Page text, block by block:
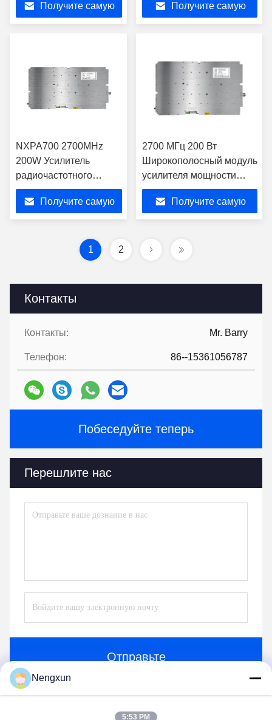
Контакты
Контакты: Mr. Barry
Телефон: 86--15361056787
Побеседуйте теперь
Перешлите нас
Отправьте
Получите самую
Получите самую
NXPA700 2700MHz
200W Усилитель
радиочастотного
сигнала Модуль БПЛА
для радаров
Получите самую
2700 МГц 200 Вт
Широкополосный модуль
усилителя мощности
NXPA700 Odm
Получите самую
1 2
Nengxun
5:53 PM